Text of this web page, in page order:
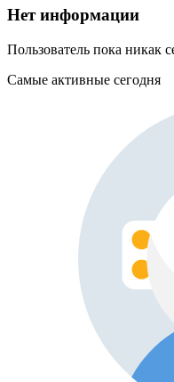
Нет информации
Пользователь пока никак
Самые активные сегодня